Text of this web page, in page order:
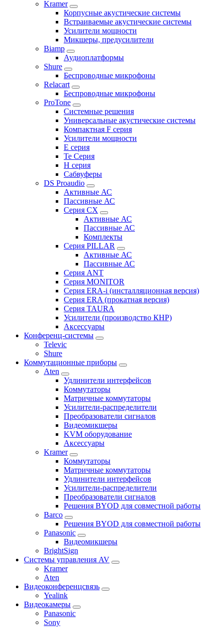
Kramer
Корпусные акустические системы
Встраиваемые акустические системы
Усилители мощности
Микшеры, предусилители
Biamp
Аудиоплатформы
Shure
Беспроводные микрофоны
Relacart
Беспроводные микрофоны
ProTone
Системные решения
Универсальные акустические системы
Компактная F серия
Усилители мощности
E серия
Te Серия
H серия
Сабвуферы
DS Proaudio
Активные АС
Пассивные АС
Серия CX
Активные АС
Пассивные АС
Комплекты
Серия PILLAR
Активные АС
Пассивные АС
Серия ANT
Серия MONITOR
Серия ERA-i (инсталляционная версия)
Серия ERA (прокатная версия)
Серия TAURA
Усилители (производство КНР)
Аксессуары
Конференц-системы
Televic
Shure
Коммутационные приборы
Aten
Удлинители интерфейсов
Коммутаторы
Матричные коммутаторы
Усилители-распределители
Преобразователи сигналов
Видеомикшеры
KVM оборудование
Аксессуары
Kramer
Коммутаторы
Матричные коммутаторы
Удлинители интерфейсов
Усилители-распределители
Преобразователи сигналов
Решения BYOD для совместной работы
Barco
Решения BYOD для совместной работы
Panasonic
Видеомикшеры
BrightSign
Системы управления AV
Kramer
Aten
Видеоконференцсвязь
Yealink
Видеокамеры
Panasonic
Sony